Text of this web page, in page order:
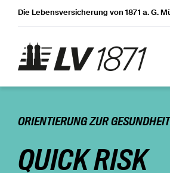
Zum
springen
Die Lebensversicherung von 1871 a. G.
ORIENTIERUNG ZUR
QUICK RISK